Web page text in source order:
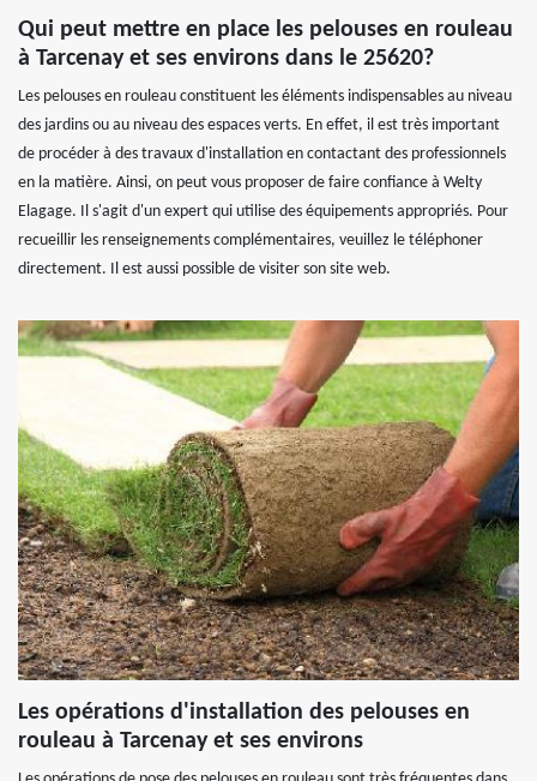
Qui peut mettre en place les pelouses en rouleau
à Tarcenay et ses environs dans le 25620?
Les pelouses en rouleau constituent les éléments indispensables au niveau
des jardins ou au niveau des espaces verts. En effet, il est très important
de procéder à des travaux d'installation en contactant des professionnels
en la matière. Ainsi, on peut vous proposer de faire confiance à Welty
Elagage. Il s'agit d'un expert qui utilise des équipements appropriés. Pour
recueillir les renseignements complémentaires, veuillez le téléphoner
directement. Il est aussi possible de visiter son site web.
Les opérations d'installation des pelouses en
rouleau à Tarcenay et ses environs